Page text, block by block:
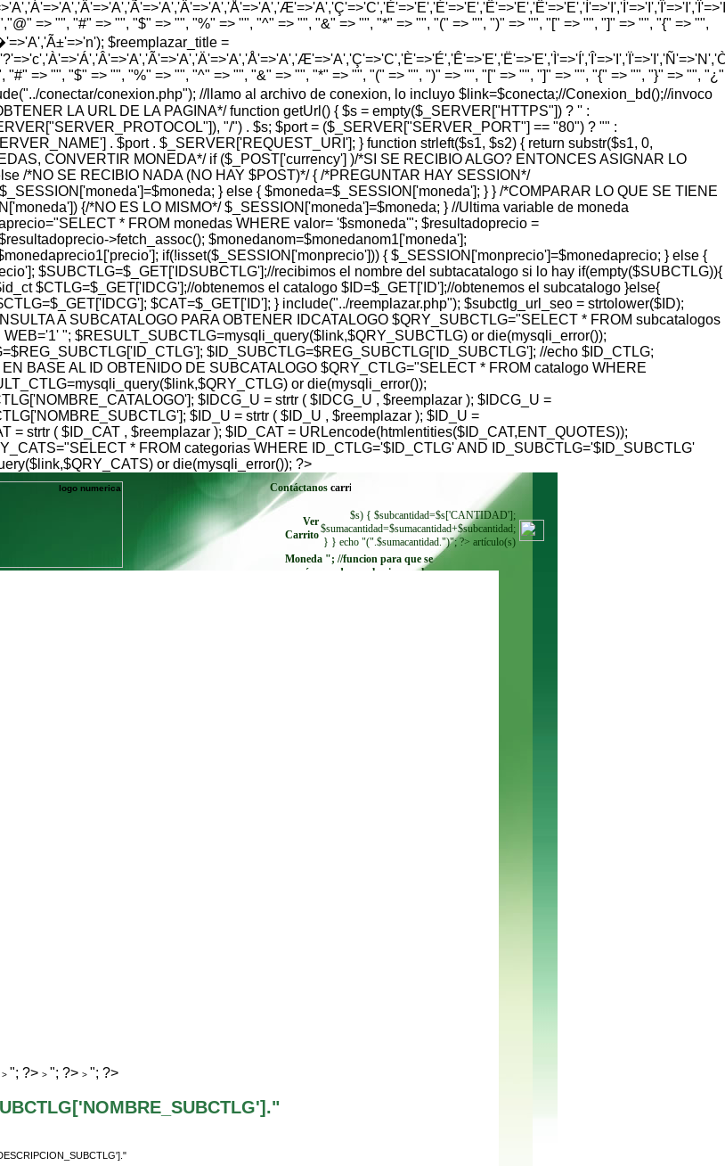
=> "", "#" => "", "$" => "", "%" => "", "^" => "", "&" => "", "*" => "", "(" => "", ")" => "", "[" => "", "]" => "", "{" => "",
$reemplazar_title =
=> "", "$" => "", "%" => "", "^" => "", "&" => "", "*" => "", "(" => "", ")" => "", "[" => "", "]" => "", "{" => "", "}" => "", "¿"
conectar/conexion.php"); //llamo al archivo de conexion, lo incluyo $link=$conecta;//Conexion_bd();//invoco
LA URL DE LA PAGINA*/ function getUrl() { $s = empty($_SERVER["HTTPS"]) ? '' :
"/") . $s; $port = ($_SERVER["SERVER_PORT"] == "80") ? "" :
. $port . $_SERVER['REQUEST_URI']; } function strleft($s1, $s2) { return substr($s1, 0,
CONVERTIR MONEDA*/ if ($_POST['currency'] )/*SI SE RECIBIO ALGO? ENTONCES ASIGNAR LO
/*NO SE RECIBIO NADA (NO HAY $POST)*/ { /*PREGUNTAR HAY SESSION*/
} else { $moneda=$_SESSION['moneda']; } } /*COMPARAR LO QUE SE TIENE
{/*NO ES LO MISMO*/ $_SESSION['moneda']=$moneda; } //Ultima variable de moneda
* FROM monedas WHERE valor= '$smoneda'"; $resultadoprecio =
>fetch_assoc(); $monedanom=$monedanom1['moneda'];
if(!isset($_SESSION['monprecio'])) { $_SESSION['monprecio']=$monedaprecio; } else {
$SUBCTLG=$_GET['IDSUBCTLG'];//recibimos el nombre del subtacatalogo si lo hay if(empty($SUBCTLG)){
$CTLG=$_GET['IDCG'];//obtenemos el catalogo $ID=$_GET['ID'];//obtenemos el subcatalogo }else{
$CAT=$_GET['ID']; } include("../reemplazar.php"); $subctlg_url_seo = strtolower($ID);
A SUBCATALOGO PARA OBTENER IDCATALOGO $QRY_SUBCTLG="SELECT * FROM subcatalogos
"; $RESULT_SUBCTLG=mysqli_query($link,$QRY_SUBCTLG) or die(mysqli_error());
$ID_SUBCTLG=$REG_SUBCTLG['ID_SUBCTLG']; //echo $ID_CTLG;
BASE AL ID OBTENIDO DE SUBCATALOGO $QRY_CTLG="SELECT * FROM catalogo WHERE
or die(mysqli_error());
$IDCG_U = strtr ( $IDCG_U , $reemplazar ); $IDCG_U =
$ID_U = strtr ( $ID_U , $reemplazar ); $ID_U =
strtr ( $ID_CAT , $reemplazar ); $ID_CAT = URLencode(htmlentities($ID_CAT,ENT_QUOTES));
* FROM categorias WHERE ID_CTLG='$ID_CTLG' AND ID_SUBCTLG='$ID_SUBCTLG'
or die(mysqli_error()); ?>
Contáctanos
Ver
Carrito
$s) { $subcantidad=$s['CANTIDAD'];
$sumacantidad=$sumacantidad+$subcantidad;
} } echo "(".$sumacantidad.")"; ?> artículo(s)
Moneda "; //funcion para que se
envíe cuando se seleccione. echo
> "; ?>> "; ?>> "; ?>